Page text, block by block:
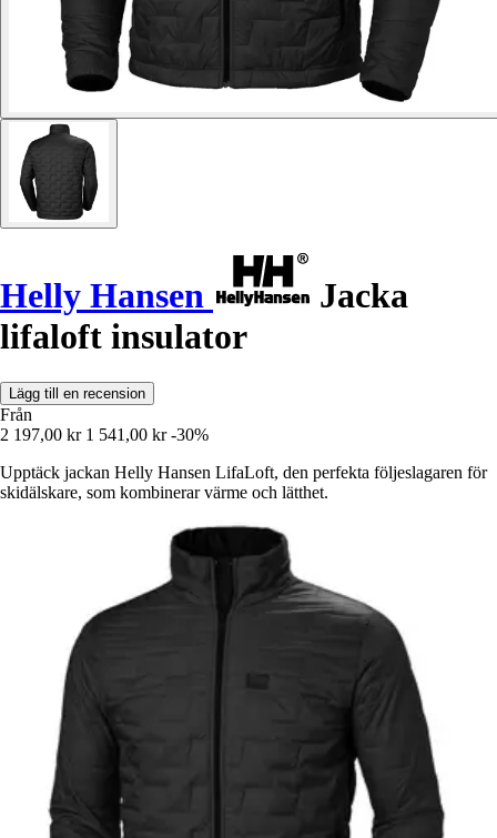
Helly Hansen
Jacka
lifaloft insulator
Lägg till en recension
Från
2 197,00 kr 1 541,00 kr -30%
Upptäck jackan Helly Hansen LifaLoft, den perfekta följeslagaren för
skidälskare, som kombinerar värme och lätthet.